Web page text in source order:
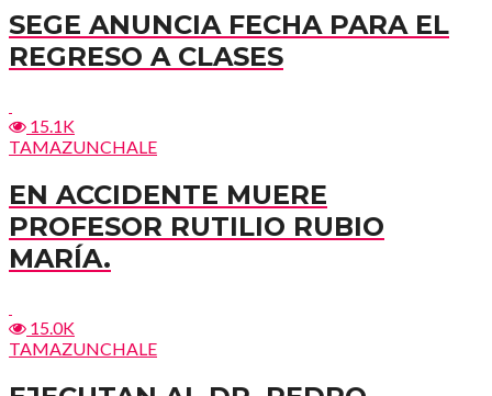
SEGE ANUNCIA FECHA PARA EL
REGRESO A CLASES
15.1K
TAMAZUNCHALE
EN ACCIDENTE MUERE
PROFESOR RUTILIO RUBIO
MARÍA.
15.0K
TAMAZUNCHALE